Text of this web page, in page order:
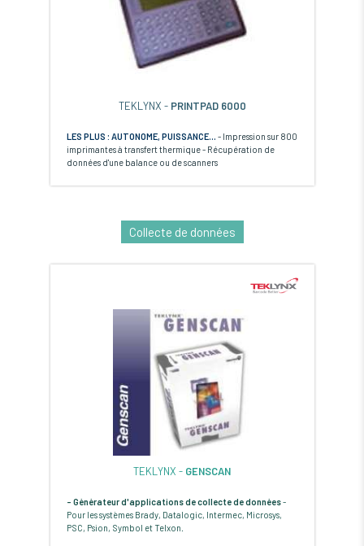
TEKLYNX - PRINTPAD 6000
LES PLUS : AUTONOME, PUISSANCE... - Impression sur 800
imprimantes à transfert thermique - Récupération de
données d'une balance ou de scanners
Collecte de données
TEKLYNX - GENSCAN
- Générateur d'applications de collecte de données-
Pour les systèmes Brady, Datalogic, Intermec, Microsys,
PSC, Psion, Symbol et Telxon.